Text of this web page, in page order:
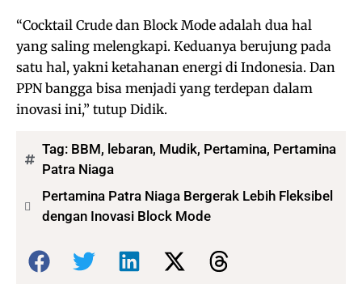
“Cocktail Crude dan Block Mode adalah dua hal
yang saling melengkapi. Keduanya berujung pada
satu hal, yakni ketahanan energi di Indonesia. Dan
PPN bangga bisa menjadi yang terdepan dalam
inovasi ini,” tutup Didik.
Tag: BBM, lebaran, Mudik, Pertamina, Pertamina
Patra Niaga
Pertamina Patra Niaga Bergerak Lebih Fleksibel
dengan Inovasi Block Mode
Bagikan: